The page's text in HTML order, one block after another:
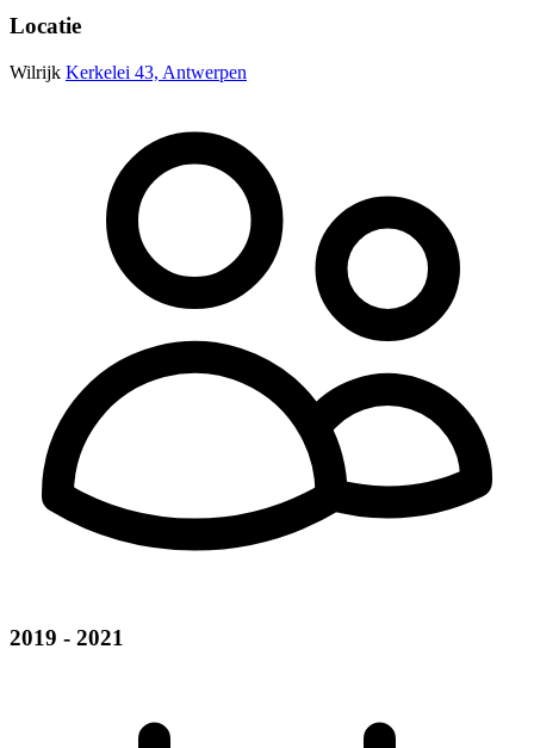
Locatie
Wilrijk Kerkelei 43, Antwerpen
2019 - 2021